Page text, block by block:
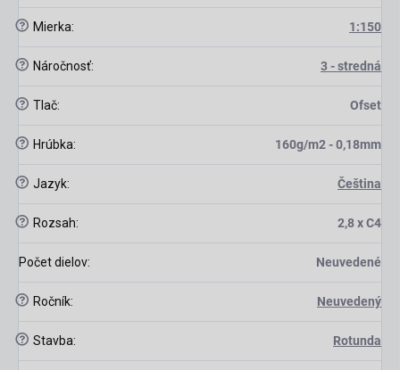
? Mierka: 1:150
? Náročnosť: 3 - stredná
? Tlač: Ofset
? Hrúbka: 160g/m2 - 0,18mm
? Jazyk: Čeština
? Rozsah: 2,8 x C4
Počet dielov: Neuvedené
? Ročník: Neuvedený
? Stavba: Rotunda